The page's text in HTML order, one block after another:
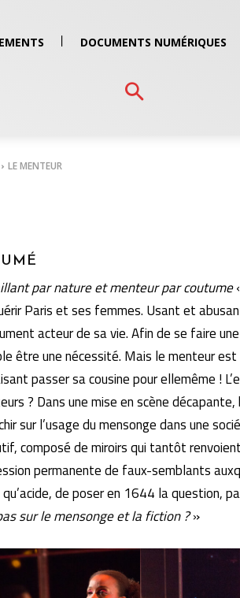
DOCUMENTS NUMÉRIQUES
LE MENTEUR
par nature et menteur par coutume
Paris et ses femmes. Usant et
acteur de sa vie. Afin de se faire
être une nécessité. Mais le menteur est
passer sa cousine pour ellemême !
? Dans une mise en scène
sur l’usage du mensonge dans une
composé de miroirs qui tantôt
permanente de faux-semblants
de poser en 1644 la question,
sur le mensonge et la fiction ?»